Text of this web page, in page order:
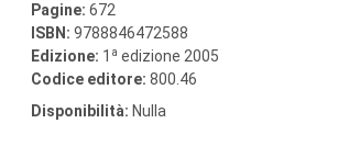
Pagine: 672
ISBN: 9788846472588
Edizione: 1 a edizione 2005
Codice editore: 800.46
Disponibilità: Nulla